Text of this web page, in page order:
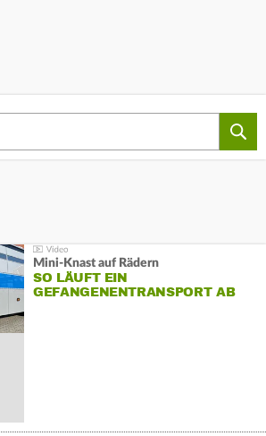
Mini-Knast auf Rädern
SO LÄUFT EIN
GEFANGENENTRANSPORT AB